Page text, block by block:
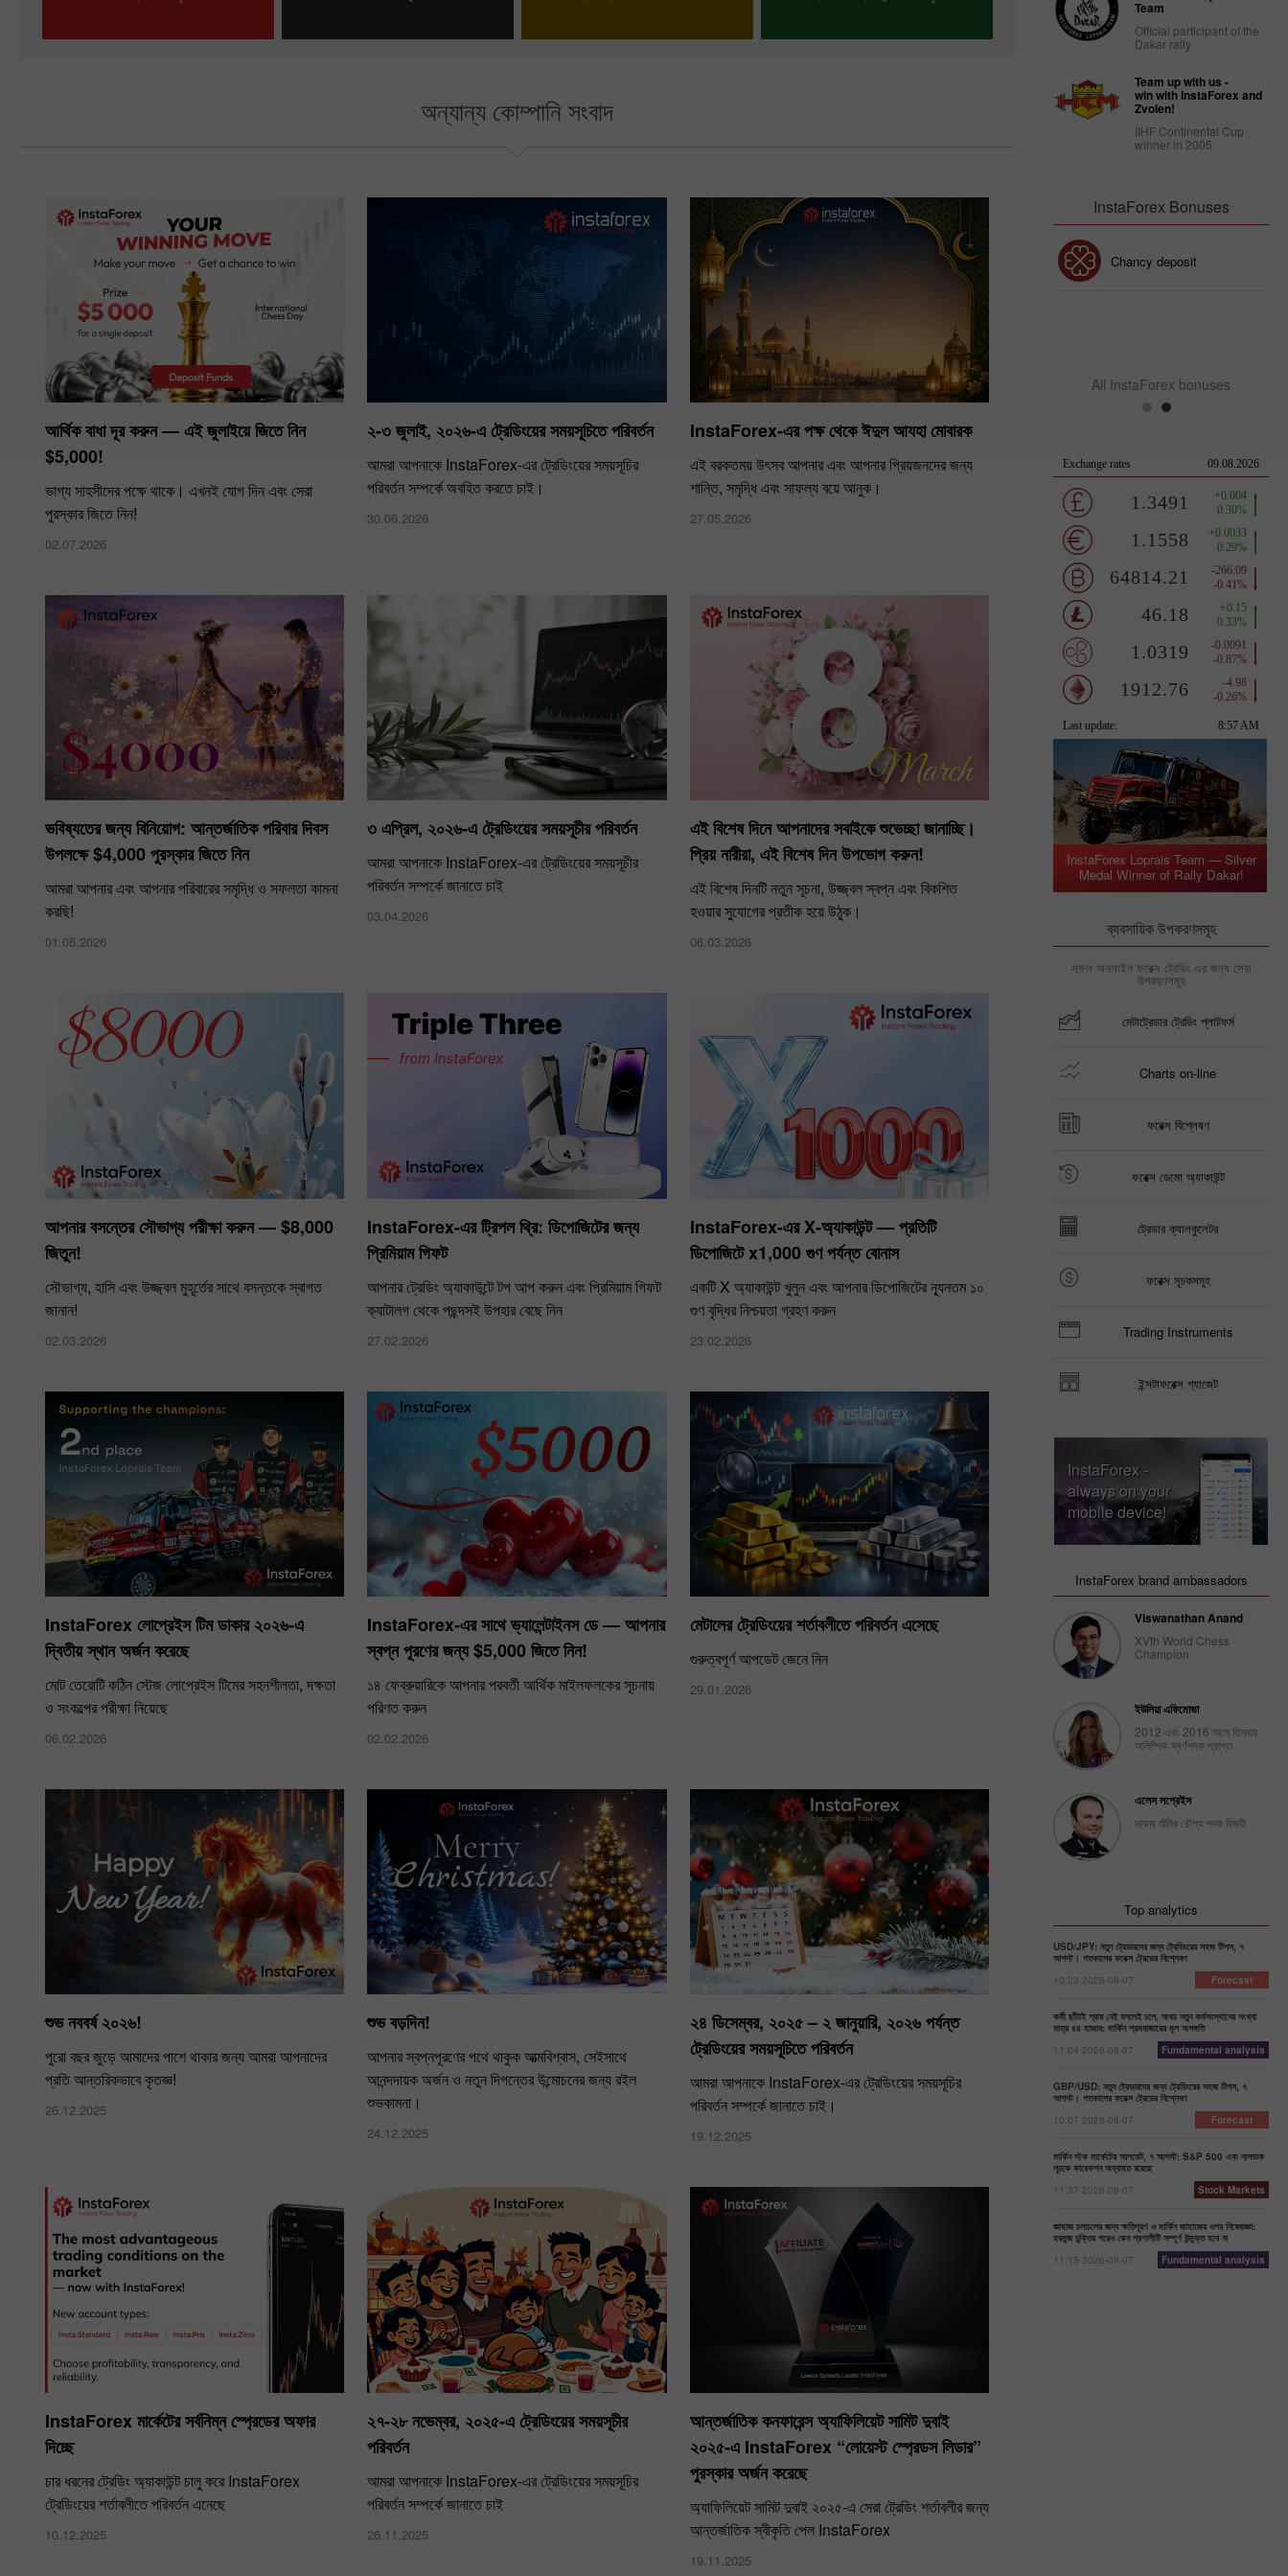
অন্যান্য কোম্পানি সংবাদ
আর্থিক বাধা দূর করুন — এই জুলাইয়ে জিতে নিন
$5,000!
ভাগ্য সাহসীদের পক্ষে থাকে। এখনই যোগ দিন এবং সেরা
পুরস্কার জিতে নিন!
02.07.2026
২-৩ জুলাই, ২০২৬-এ ট্রেডিংয়ের সময়সূচিতে পরিবর্তন
আমরা আপনাকে InstaForex-এর ট্রেডিংয়ের সময়সূচির
পরিবর্তন সম্পর্কে অবহিত করতে চাই।
30.06.2026
InstaForex-এর পক্ষ থেকে ঈদুল আযহা মোবারক
এই বরকতময় উৎসব আপনার এবং আপনার প্রিয়জনদের জন্য
শান্তি, সমৃদ্ধি এবং সাফল্য বয়ে আনুক।
27.05.2026
ভবিষ্যতের জন্য বিনিয়োগ: আন্তর্জাতিক পরিবার দিবস
উপলক্ষে $4,000 পুরস্কার জিতে নিন
আমরা আপনার এবং আপনার পরিবারের সমৃদ্ধি ও সফলতা কামনা
করছি!
01.05.2026
৩ এপ্রিল, ২০২৬-এ ট্রেডিংয়ের সময়সূচীর পরিবর্তন
আমরা আপনাকে InstaForex-এর ট্রেডিংয়ের সময়সূচীর
পরিবর্তন সম্পর্কে জানাতে চাই
03.04.2026
এই বিশেষ দিনে আপনাদের সবাইকে শুভেচ্ছা জানাচ্ছি।
প্রিয় নারীরা, এই বিশেষ দিন উপভোগ করুন!
এই বিশেষ দিনটি নতুন সূচনা, উজ্জ্বল স্বপ্ন এবং বিকশিত
হওয়ার সুযোগের প্রতীক হয়ে উঠুক।
06.03.2026
আপনার বসন্তের সৌভাগ্য পরীক্ষা করুন — $8,000
জিতুন!
সৌভাগ্য, হাসি এবং উজ্জ্বল মুহূর্তের সাথে বসন্তকে স্বাগত
জানান!
02.03.2026
InstaForex-এর ট্রিপল থ্রি: ডিপোজিটের জন্য
প্রিমিয়াম গিফট
আপনার ট্রেডিং অ্যাকাউন্টে টপ আপ করুন এবং প্রিমিয়াম গিফট
ক্যাটালগ থেকে পছন্দসই উপহার বেছে নিন
27.02.2026
InstaForex-এর X‑অ্যাকাউন্ট — প্রতিটি
ডিপোজিটে x1,000 গুণ পর্যন্ত বোনাস
একটি X অ্যাকাউন্ট খুলুন এবং আপনার ডিপোজিটের ন্যূনতম ১০
গুণ বৃদ্ধির নিশ্চয়তা গ্রহণ করুন
23.02.2026
InstaForex লোপ্রেইস টিম ডাকার ২০২৬-এ
দ্বিতীয় স্থান অর্জন করেছে
মোট তেরোটি কঠিন স্টেজ লোপ্রেইস টিমের সহনশীলতা, দক্ষতা
ও সংকল্পের পরীক্ষা নিয়েছে
06.02.2026
InstaForex-এর সাথে ভ্যালেন্টাইনস ডে — আপনার
স্বপ্ন পূরণের জন্য $5,000 জিতে নিন!
১৪ ফেব্রুয়ারিকে আপনার পরবর্তী আর্থিক মাইলফলকের সূচনায়
পরিণত করুন
02.02.2026
মেটালের ট্রেডিংয়ের শর্তাবলীতে পরিবর্তন এসেছে
গুরুত্বপূর্ণ আপডেট জেনে নিন
29.01.2026
শুভ নববর্ষ ২০২৬!
পুরো বছর জুড়ে আমাদের পাশে থাকার জন্য আমরা আপনাদের
প্রতি আন্তরিকভাবে কৃতজ্ঞ!
26.12.2025
শুভ বড়দিন!
আপনার স্বপ্নপূরণের পথে থাকুক আত্মবিশ্বাস, সেইসাথে
আনন্দদায়ক অর্জন ও নতুন দিগন্তের উন্মোচনের জন্য রইল
শুভকামনা​​।
24.12.2025
২৪ ডিসেম্বর, ২০২৫ – ২ জানুয়ারি, ২০২৬ পর্যন্ত
ট্রেডিংয়ের সময়সূচিতে পরিবর্তন
আমরা আপনাকে InstaForex-এর ট্রেডিংয়ের সময়সূচির
পরিবর্তন সম্পর্কে জানাতে চাই।
19.12.2025
InstaForex মার্কেটের সর্বনিম্ন স্প্রেডের অফার
দিচ্ছে
চার ধরনের ট্রেডিং অ্যাকাউন্ট চালু করে InstaForex
ট্রেডিংয়ের শর্তাবলীতে পরিবর্তন এনেছে
10.12.2025
২৭-২৮ নভেম্বর, ২০২৫-এ ট্রেডিংয়ের সময়সূচীর
পরিবর্তন
আমরা আপনাকে InstaForex-এর ট্রেডিংয়ের সময়সূচির
পরিবর্তন সম্পর্কে জানাতে চাই
26.11.2025
আন্তর্জাতিক কনফারেন্স অ্যাফিলিয়েট সামিট দুবাই
২০২৫-এ InstaForex “লোয়েস্ট স্প্রেডস লিডার”
পুরস্কার অর্জন করেছে
অ্যাফিলিয়েট সামিট দুবাই ২০২৫-এ সেরা ট্রেডিং শর্তাবলীর জন্য
আন্তর্জাতিক স্বীকৃতি পেল InstaForex
19.11.2025
Team
Official participant of the
Dakar rally
Team up with us -
win with InstaForex and
Zvolen!
IIHF Continental Cup
winner in 2005
InstaForex Bonuses
30% Bonus
InstaForex Club bonus
Chancy deposit 30% Bonus Chancy deposit
All InstaForex bonuses
InstaForex Loprais Team — Silver
Medal Winner of Rally Dakar!
ব্যবসায়িক উপকরণসমূহ
সফল অনলাইন ফরেক্স ট্রেডিং এর জন্য সেরা
উপকরণসমূহ
মেটাট্রেডার ট্রেডিং প্লাটফর্ম
Charts on-line
ফরেক্স বিশ্লেষণ
ফরেক্স ডেমো অ্যাকাউন্ট
ট্রেডার ক্যালকুলেটর
ফরেক্স সূচকসমূহ
Trading Instruments
ইন্সটাফরেক্স গ্যাজেট
InstaForex -
always on your
mobile device!
InstaForex brand ambassadors
Viswanathan Anand
XVth World Chess
Champion
ইউলিয়া এফিমোভা
2012 এবং 2016 সালে তিনবার
অলিম্পিক স্বর্ণপদক প্রাপ্ত
এলেস লপ্রেইস
ডাকার র্যালির রৌপ্য পদক বিজয়ী
Top analytics
USD/JPY: নতুন ট্রেডারদের জন্য ট্রেডিংয়ের সহজ টিপস, ৭
আগস্ট। গতকালের ফরেক্স ট্রেডের বিশ্লেষণ
10:23 2026-08-07
Forecast
কর্মী ছাঁটাই প্রায় নেই বললেই চলে, অথচ নতুন কর্মসংস্থানের সংখ্যা
মাত্র ৪৪ হাজার: মার্কিন শ্রমবাজারের মূল অসঙ্গতি
11:04 2026-08-07
Fundamental analysis
GBP/USD: নতুন ট্রেডারদের জন্য ট্রেডিংয়ের সহজ টিপস, ৭
আগস্ট। গতকালের ফরেক্স ট্রেডের বিশ্লেষণ
10:07 2026-08-07
Forecast
মার্কিন স্টক মার্কেটের আপডেট, ৭ আগস্ট: S&P 500 এবং নাসডাক
সূচকে কারেকশন অব্যাহত রয়েছে
11:37 2026-08-07
Stock Markets
জাহাজ চলাচলের জন্য ক্ষতিপূরণ ও মার্কিন জাহাজের ওপর নিষেধাজ্ঞা:
হরমুজ চুক্তির পরেও কেন প্রণালীটি সম্পূর্ণ উন্মুক্ত হবে না
11:15 2026-08-07
Fundamental analysis